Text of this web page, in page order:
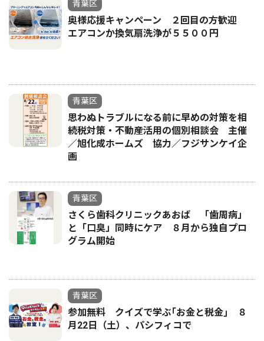
青葉区
奥様応援キャンペーン ２回目の方歓迎
エアコンか換気扇洗浄が５５００円
青葉区
思わぬトラブルになる前に早めの対策を相
続税対策・不動産活用の個別相談会 主催
／旭化成ホームズ 協力／フジサンケイ企
画
青葉区
さくら歯科クリニックあおば 「歯周病」
と「口臭」同時にケア ８月から独自プロ
グラム開始
青葉区
参加無料 クイズで学ぶ｢お金と税金｣ ８
月22日（土）、パシフィコで